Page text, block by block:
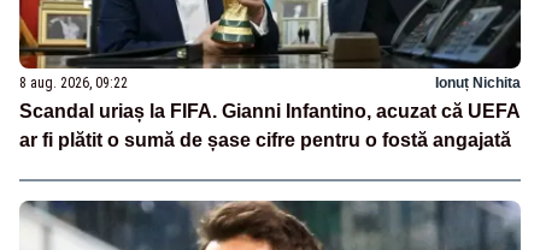
8 aug. 2026, 09:22 Ionuț Nichita
Scandal uriaș la FIFA. Gianni Infantino, acuzat că UEFA
ar fi plătit o sumă de șase cifre pentru o fostă angajată